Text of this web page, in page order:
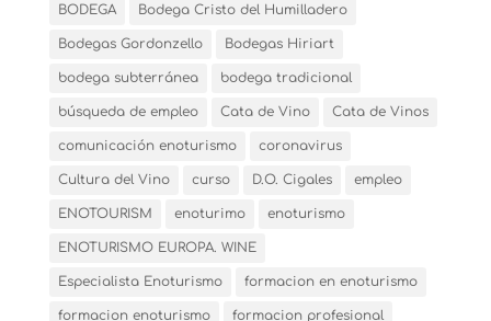
BODEGA Bodega Cristo del Humilladero
Bodegas Gordonzello Bodegas Hiriart
bodega subterránea bodega tradicional
búsqueda de empleo Cata de Vino Cata de Vinos
comunicación enoturismo coronavirus
Cultura del Vino curso D.O. Cigales empleo
ENOTOURISM enoturimo enoturismo
ENOTURISMO EUROPA. WINE
Especialista Enoturismo formacion en enoturismo
formacion enoturismo formacion profesional